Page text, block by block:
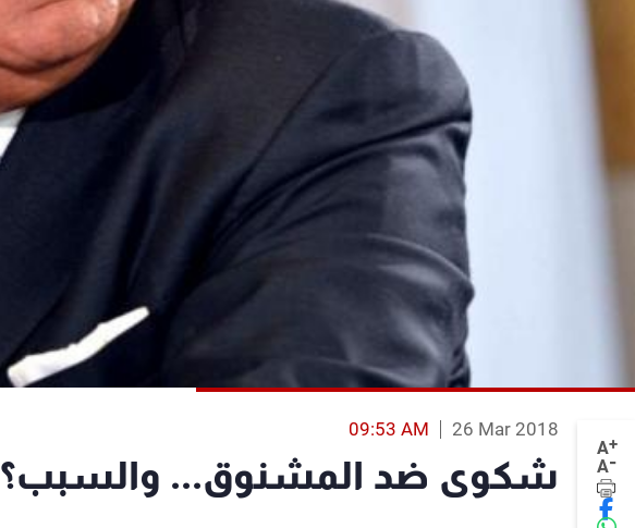
A+
A-
26 Mar 2018
09:53 AM
شكوى ضد المشنوق... والسبب؟